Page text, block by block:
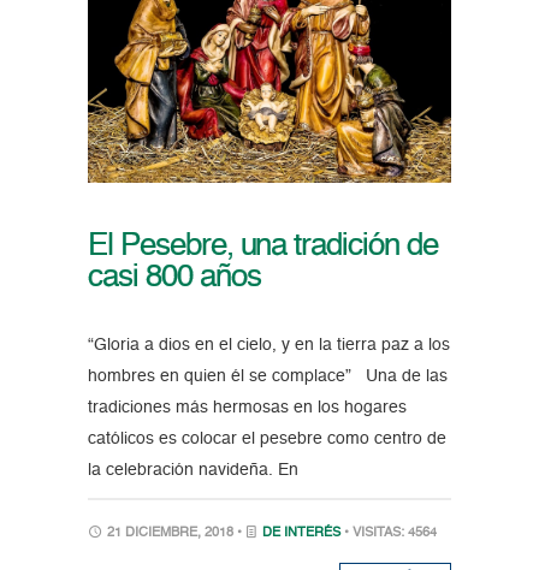
El Pesebre, una tradición de
casi 800 años
“Gloria a dios en el cielo, y en la tierra paz a los
hombres en quien él se complace” Una de las
tradiciones más hermosas en los hogares
católicos es colocar el pesebre como centro de
la celebración navideña. En
21 DICIEMBRE, 2018 • DE INTERÉS • VISITAS: 4564